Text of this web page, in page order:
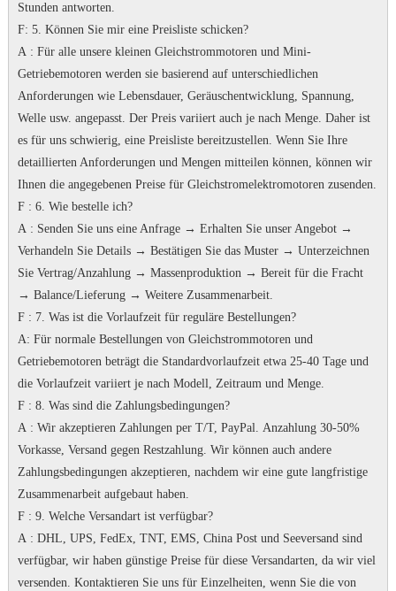
Stunden antworten.
F: 5. Können Sie mir eine Preisliste schicken?
A: Für alle unsere kleinen Gleichstrommotoren und Mini-
Getriebemotoren werden sie basierend auf unterschiedlichen
Anforderungen wie Lebensdauer, Geräuschentwicklung, Spannung,
Welle usw. angepasst. Der Preis variiert auch je nach Menge. Daher ist
es für uns schwierig, eine Preisliste bereitzustellen. Wenn Sie Ihre
detaillierten Anforderungen und Mengen mitteilen können, können wir
Ihnen die angegebenen Preise für Gleichstromelektromotoren zusenden.
F: 6. Wie bestelle ich?
A: Senden Sie uns eine Anfrage → Erhalten Sie unser Angebot →
Verhandeln Sie Details → Bestätigen Sie das Muster → Unterzeichnen
Sie Vertrag/Anzahlung → Massenproduktion → Bereit für die Fracht
→ Balance/Lieferung → Weitere Zusammenarbeit.
F: 7. Was ist die Vorlaufzeit für reguläre Bestellungen?
A: Für normale Bestellungen von Gleichstrommotoren und
Getriebemotoren beträgt die Standardvorlaufzeit etwa 25-40 Tage und
die Vorlaufzeit variiert je nach Modell, Zeitraum und Menge.
F: 8. Was sind die Zahlungsbedingungen?
A: Wir akzeptieren Zahlungen per T/T, PayPal. Anzahlung 30-50%
Vorkasse, Versand gegen Restzahlung. Wir können auch andere
Zahlungsbedingungen akzeptieren, nachdem wir eine gute langfristige
Zusammenarbeit aufgebaut haben.
F: 9. Welche Versandart ist verfügbar?
A: DHL, UPS, FedEx, TNT, EMS, China Post und Seeversand sind
verfügbar, wir haben günstige Preise für diese Versandarten, da wir viel
versenden. Kontaktieren Sie uns für Einzelheiten, wenn Sie die von